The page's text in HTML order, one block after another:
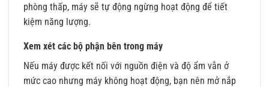
phòng thấp, máy sẽ tự động ngừng hoạt động để tiết
kiệm năng lượng.
Xem xét các bộ phận bên trong máy
Nếu máy được kết nối với nguồn điện và độ ẩm vẫn ở
mức cao nhưng máy không hoạt động, bạn nên mở nắp